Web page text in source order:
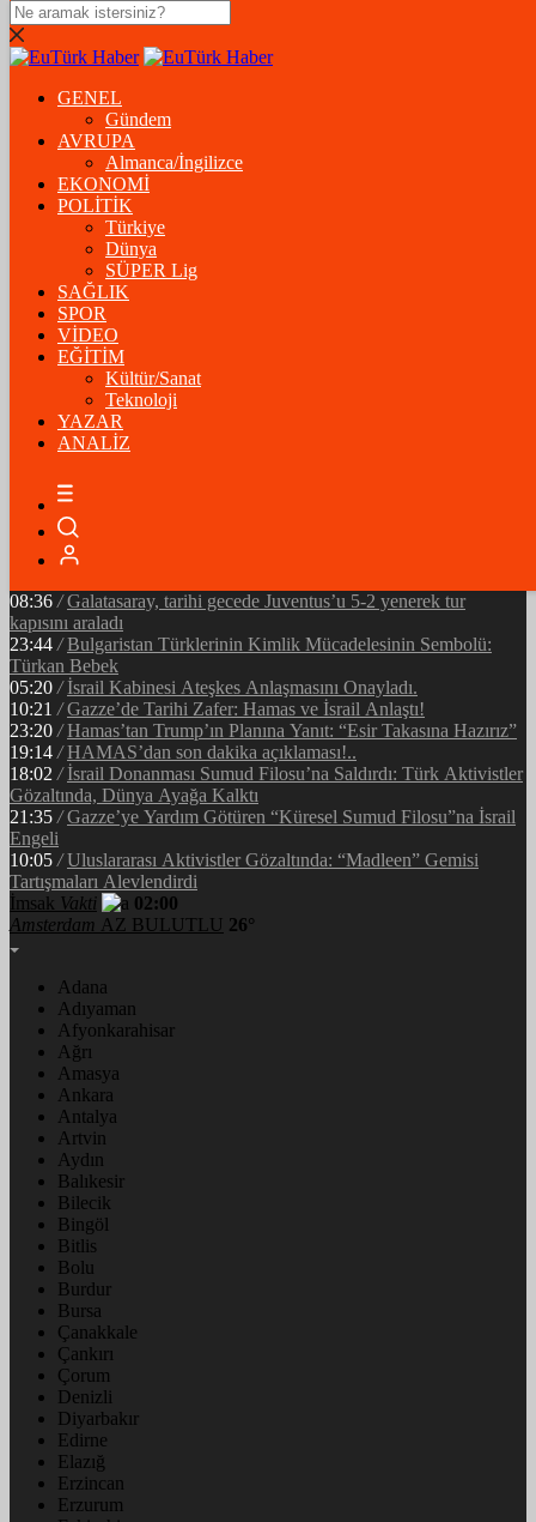
DOLAR
47,5574$% 0.18
EURO
54,8602€% 0.06
STERLİN
% 0.41
GRAM ALTIN
6.175,37%-1,31
ÇEYREK ALTIN
10.093,00%-1,09
BİTCOİN
GENEL
Gündem
AVRUPA
Almanca/İngilizce
EKONOMİ
POLİTİK
Türkiye
Dünya
SÜPER Lig
SAĞLIK
SPOR
VİDEO
EĞİTİM
Kültür/Sanat
Teknoloji
YAZAR
ANALİZ
05:34 / Ramazan’ın Bereketi Yarenler İftarıyla Taçlandı: ‘Birlikte
08:36 / Galatasaray, tarihi gecede Juventus’u 5-2 yenerek tur
kapısını araladı
23:44 / Bulgaristan Türklerinin Kimlik Mücadelesinin Sembolü:
Türkan Bebek
05:20 / İsrail Kabinesi Ateşkes Anlaşmasını Onayladı.
10:21 / Gazze’de Tarihi Zafer: Hamas ve İsrail Anlaştı!
23:20 / Hamas’tan Trump’ın Planına Yanıt: “Esir Takasına Hazırız”
19:14 / HAMAS’dan son dakika açıklaması!..
18:02 / İsrail Donanması Sumud Filosu’na Saldırdı: Türk Aktivistler
Gözaltında, Dünya Ayağa Kalktı
21:35 / Gazze’ye Yardım Götüren “Küresel Sumud Filosu”na İsrail
Engeli
10:05 / Uluslararası Aktivistler Gözaltında: “Madleen” Gemisi
Tartışmaları Alevlendirdi
İmsak Vakti
02:00
Amsterdam AZ BULUTLU 26°
Adana
Adıyaman
Afyonkarahisar
Ağrı
Amasya
Ankara
Antalya
Artvin
Aydın
Balıkesir
Bilecik
Bingöl
Bitlis
Bolu
Burdur
Bursa
Çanakkale
Çankırı
Çorum
Denizli
Diyarbakır
Edirne
Elazığ
Erzincan
Erzurum